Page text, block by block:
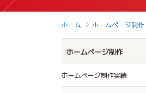
ホーム ホームページ制作
ホームページ制作
ホームページ制作実績